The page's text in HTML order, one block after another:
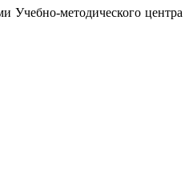
Учебно-методического центра